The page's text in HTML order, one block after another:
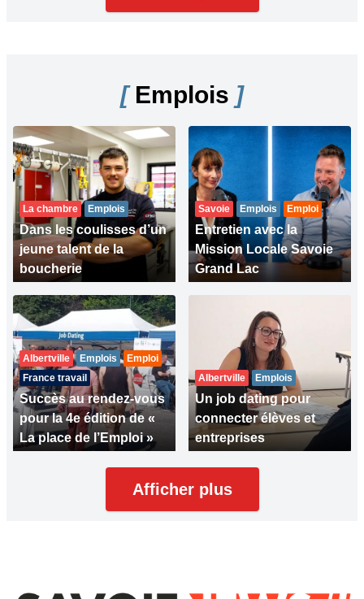
[Emplois ]
La chambre Emplois
Dans les coulisses d’un
jeune talent de la
boucherie
Savoie Emplois Emploi
Entretien avec la
Mission Locale Savoie
Grand Lac
Albertville Emplois
Emploi
France travail
Succès au rendez-vous
pour la 4e édition de «
La place de l’Emploi »
Albertville Emplois
Un job dating pour
connecter élèves et
entreprises
Afficher plus